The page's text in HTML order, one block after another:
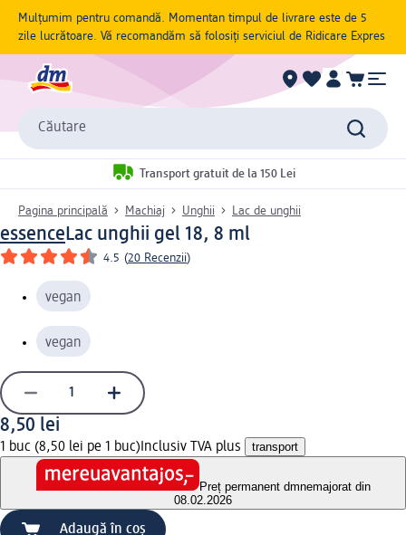
Mulțumim pentru comandă. Momentan timpul de livrare este de 5
zile lucrătoare. Vă recomandăm să folosiți serviciul de Ridicare Expres
Căutare
Transport gratuit de la 150 Lei
Pagina principală Machiaj Unghii Lac de unghii
essenceLac unghii gel 18, 8 ml
4.5 (20 Recenzii)
vegan
vegan
8,50 lei
1 buc (8,50 lei pe 1 buc) Inclusiv TVA plus transport
Preț permanent dmnemajorat din
08.02.2026
Adaugă în coș